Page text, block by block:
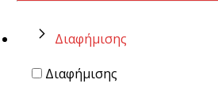
Διαφήμισης
Διαφήμισης